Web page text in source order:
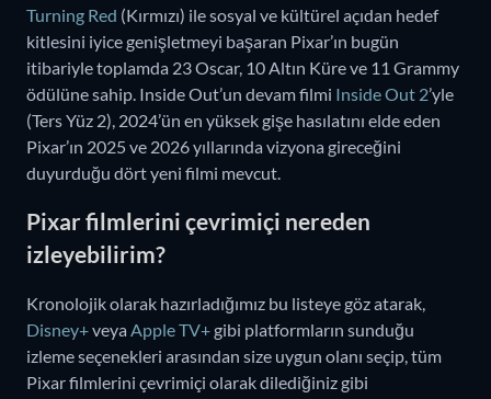
Turning Red (Kırmızı) ile sosyal ve kültürel açıdan hedef
kitlesini iyice genişletmeyi başaran Pixar’ın bugün
itibariyle toplamda 23 Oscar, 10 Altın Küre ve 11 Grammy
ödülüne sahip. Inside Out’un devam filmi Inside Out 2’yle
(Ters Yüz 2), 2024’ün en yüksek gişe hasılatını elde eden
Pixar’ın 2025 ve 2026 yıllarında vizyona gireceğini
duyurduğu dört yeni filmi mevcut.
Pixar filmlerini çevrimiçi nereden
izleyebilirim?
Kronolojik olarak hazırladığımız bu listeye göz atarak,
Disney+veya Apple TV+gibi platformların sunduğu
izleme seçenekleri arasından size uygun olanı seçip, tüm
Pixar filmlerini çevrimiçi olarak dilediğiniz gibi